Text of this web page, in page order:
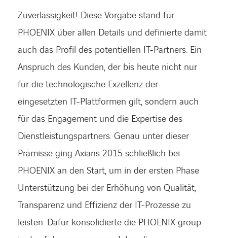
Zuverlässigkeit! Diese Vorgabe stand für
PHOENIX über allen Details und definierte damit
auch das Profil des potentiellen IT-Partners. Ein
Anspruch des Kunden, der bis heute nicht nur
für die technologische Exzellenz der
eingesetzten IT-Plattformen gilt, sondern auch
für das Engagement und die Expertise des
Dienstleistungspartners. Genau unter dieser
Prämisse ging Axians 2015 schließlich bei
PHOENIX an den Start, um in der ersten Phase
Unterstützung bei der Erhöhung von Qualität,
Transparenz und Effizienz der IT-Prozesse zu
leisten. Dafür konsolidierte die PHOENIX group